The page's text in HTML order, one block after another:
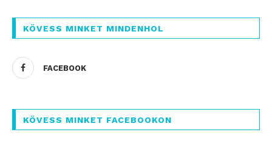
KÖVESS MINKET MINDENHOL
FACEBOOK
KÖVESS MINKET FACEBOOKON